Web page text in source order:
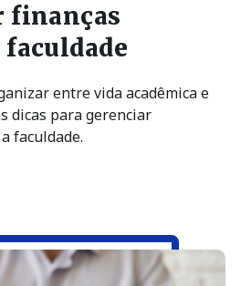
finanças
entre vida acadêmica e
dicas para gerenciar
faculdade.